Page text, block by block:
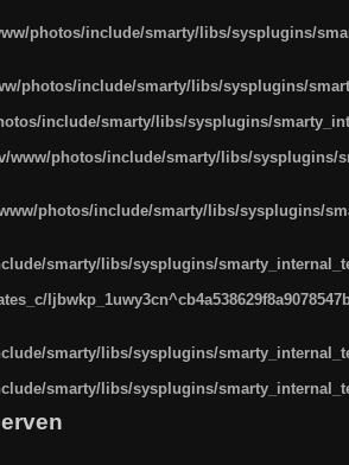
photos/include/smarty/libs/sysplugins/
photos/include/smarty/libs/sysplugins/
include/smarty/libs/sysplugins/
www/photos/include/smarty/libs/sysplugins/
photos/include/smarty/libs/sysplugins/
smarty/libs/sysplugins/
smarty/libs/sysplugins/
smarty/libs/sysplugins/